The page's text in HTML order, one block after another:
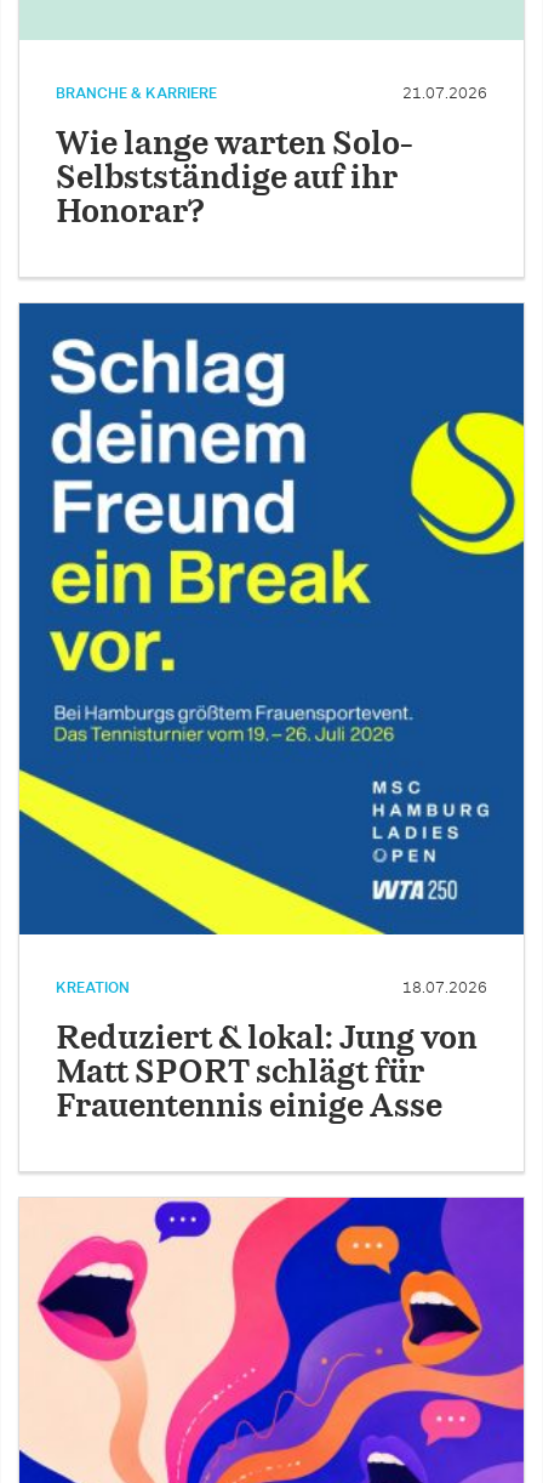
BRANCHE & KARRIERE 21.07.2026
Wie lange warten Solo-
Selbstständige auf ihr
Honorar?
KREATION 18.07.2026
Reduziert & lokal: Jung von
Matt SPORT schlägt für
Frauentennis einige Asse